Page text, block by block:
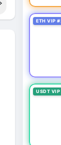
ETH VIP
USDT